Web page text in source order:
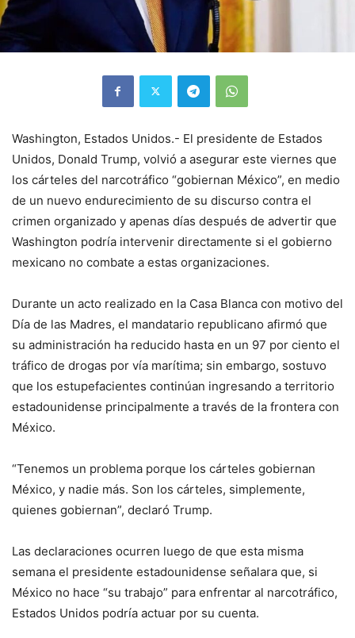
Washington, Estados Unidos.- El presidente de Estados
Unidos, Donald Trump, volvió a asegurar este viernes que
los cárteles del narcotráfico “gobiernan México”, en medio
de un nuevo endurecimiento de su discurso contra el
crimen organizado y apenas días después de advertir que
Washington podría intervenir directamente si el gobierno
mexicano no combate a estas organizaciones.
Durante un acto realizado en la Casa Blanca con motivo del
Día de las Madres, el mandatario republicano afirmó que
su administración ha reducido hasta en un 97 por ciento el
tráfico de drogas por vía marítima; sin embargo, sostuvo
que los estupefacientes continúan ingresando a territorio
estadounidense principalmente a través de la frontera con
México.
“Tenemos un problema porque los cárteles gobiernan
México, y nadie más. Son los cárteles, simplemente,
quienes gobiernan”, declaró Trump.
Las declaraciones ocurren luego de que esta misma
semana el presidente estadounidense señalara que, si
México no hace “su trabajo” para enfrentar al narcotráfico,
Estados Unidos podría actuar por su cuenta.